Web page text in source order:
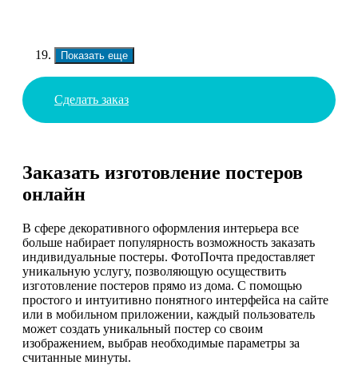
Показать еще
Сделать заказ
Заказать изготовление постеров
онлайн
В сфере декоративного оформления интерьера все
больше набирает популярность возможность заказать
индивидуальные постеры. ФотоПочта предоставляет
уникальную услугу, позволяющую осуществить
изготовление постеров прямо из дома. С помощью
простого и интуитивно понятного интерфейса на сайте
или в мобильном приложении, каждый пользователь
может создать уникальный постер со своим
изображением, выбрав необходимые параметры за
считанные минуты.